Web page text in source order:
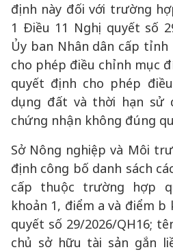
định này đối với trường
1 Điều 11 Nghị quyết số
Ủy ban Nhân dân cấp
cho phép điều chỉnh mục
quyết định cho phép
dụng đất và thời hạn sử
chứng nhận không đúng
Sở Nông nghiệp và Môi
định công bố danh sách
cấp thuộc trường hợp
khoản 1, điểm a và điểm b
quyết số 29/2026/QH16;
chủ sở hữu tài sản gắn